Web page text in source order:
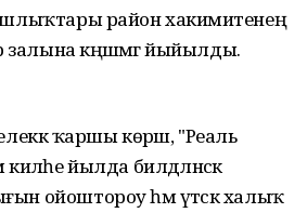
район хакимиәтенең
кәңәшмәгә йыйылды.
ҡаршы көрәш, "Реаль
йылда билдәләнәсәк
ойоштороу һәм үтәсәк халыҡ